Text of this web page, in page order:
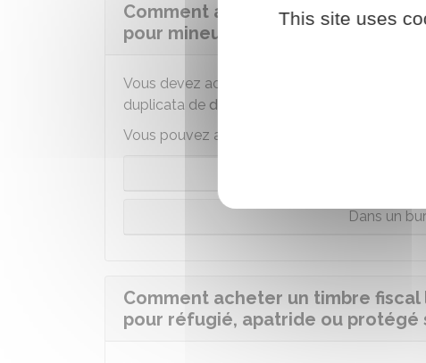
Comment acheter un timbre
pour mineur étranger (DCEM) ?
Vous devez acheter un timbre fiscal pour une 1
duplicata de document de circulation pour
Vous pouvez acheter le timbre fiscal soit sur
Dans un
Comment acheter un timbre
pour réfugié, apatride ou protégé
This site uses